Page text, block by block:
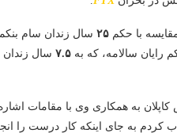
با حکم۲۵ سال زندان سام
رایان سالامه، که به۷.۵ سال زندان
به همکاری وی با مقامات
کردم به جای اینکه کار درست را